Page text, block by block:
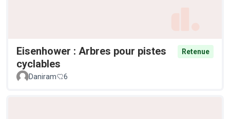
Eisenhower : Arbres pour pistes
cyclables
Retenue
Daniram 6